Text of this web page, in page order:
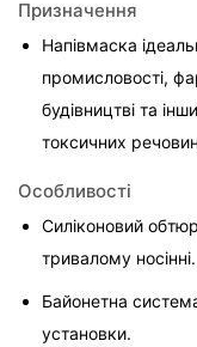
Призначення
Напівмаска
промисловості,
будівництві та
токсичних
Особливості
Силіконовий
тривалому носінні.
Байонетна
установки.